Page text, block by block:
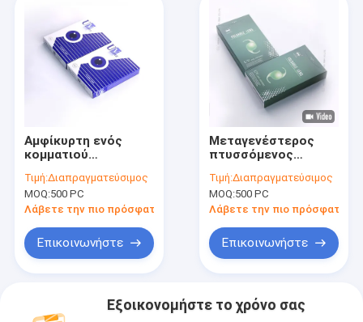
Αμφίκυρτη ενός
κομματιού
IOL Polymethyl
μεταγενέστερη
αίθουσα IOL
Τιμή:Διαπραγματεύσιμος
MOQ:500 PC
Λάβετε την πιο πρόσφατη τιμή
Επικοινωνήστε
Μεταγενέστερος
πτυσσόμενος
φακός ασφαιρικό
υδρόφιλο ακρυλικό
IOL αιθουσών
Τιμή:Διαπραγματεύσιμος
MOQ:500 PC
Λάβετε την πιο πρόσφατη
Επικοινωνήστε
Εξοικονομήστε το χρόνο σας